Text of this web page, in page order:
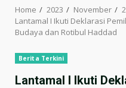
Home 2023 November
Lantamal I Ikuti Deklarasi
Budaya dan Rotibul Haddad
Berita Terkini
Lantamal I Ikuti